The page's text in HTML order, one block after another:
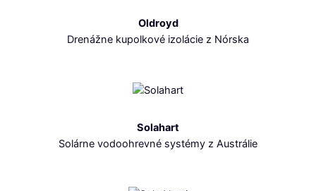
Oldroyd
Drenážne kupolkové izolácie z Nórska
Solahart
Solárne vodoohrevné systémy z Austrálie